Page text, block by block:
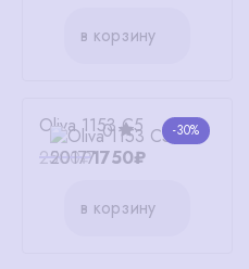
в корзину
0 -30%
Oliva 1153 C5
2500₽1750₽
в корзину